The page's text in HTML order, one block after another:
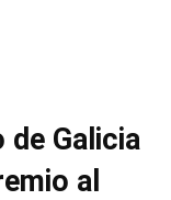
de Galicia
al